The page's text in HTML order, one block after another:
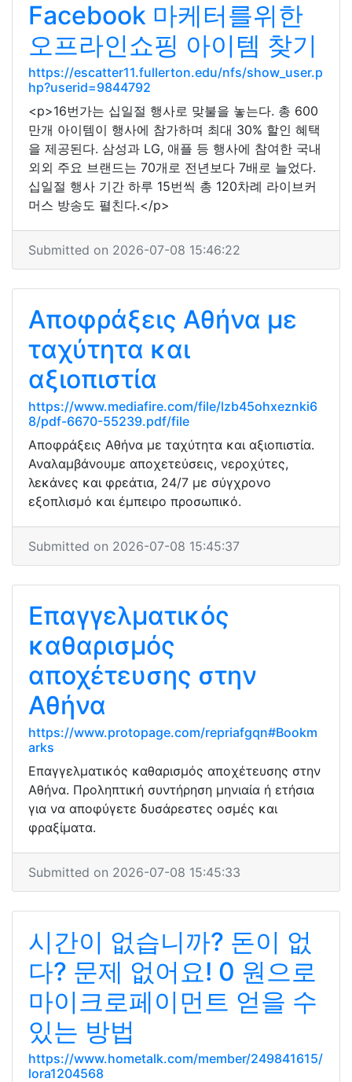
Facebook 마케터를위한
오프라인쇼핑 아이템 찾기
https://escatter11.fullerton.edu/nfs/show_user.p
hp?userid=9844792
<p>16번가는 십일절 행사로 맞불을 놓는다. 총 600
만개 아이템이 행사에 참가하며 최대 30% 할인 혜택
을 제공된다. 삼성과 LG, 애플 등 행사에 참여한 국내
외외 주요 브랜드는 70개로 전년보다 7배로 늘었다.
십일절 행사 기간 하루 15번씩 총 120차례 라이브커
머스 방송도 펼친다.</p>
Submitted on 2026-07-08 15:46:22
Αποφράξεις Αθήνα με
ταχύτητα και
αξιοπιστία
https://www.mediafire.com/file/lzb45ohxeznki6
8/pdf-6670-55239.pdf/file
Αποφράξεις Αθήνα με ταχύτητα και αξιοπιστία.
Αναλαμβάνουμε αποχετεύσεις, νεροχύτες,
λεκάνες και φρεάτια, 24/7 με σύγχρονο
εξοπλισμό και έμπειρο προσωπικό.
Submitted on 2026-07-08 15:45:37
Επαγγελματικός
καθαρισμός
αποχέτευσης στην
Αθήνα
https://www.protopage.com/repriafgqn#Bookm
arks
Επαγγελματικός καθαρισμός αποχέτευσης στην
Αθήνα. Προληπτική συντήρηση μηνιαία ή ετήσια
για να αποφύγετε δυσάρεστες οσμές και
φραξίματα.
Submitted on 2026-07-08 15:45:33
시간이 없습니까? 돈이 없
다? 문제 없어요! 0 원으로
마이크로페이먼트 얻을 수
있는 방법
https://www.hometalk.com/member/249841615/
lora1204568